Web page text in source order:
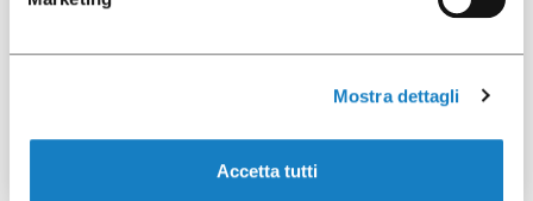
Mostra dettagli
Accetta tutti
B.200CC PP Bianco BIS